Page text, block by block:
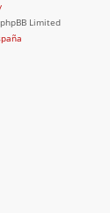
Limited